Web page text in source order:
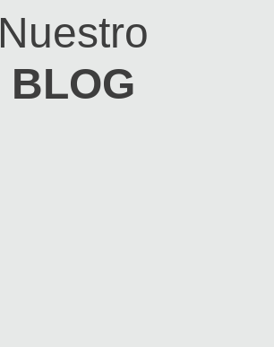
Nuestro
BLOG